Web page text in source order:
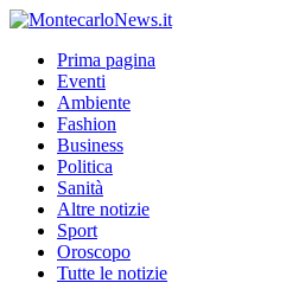
Prima pagina
Eventi
Ambiente
Fashion
Business
Politica
Sanità
Altre notizie
Sport
Oroscopo
Tutte le notizie